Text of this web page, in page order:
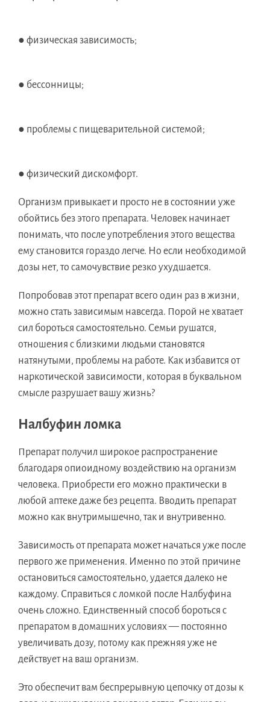
● физическая зависимость;
● бессонницы;
● проблемы с пищеварительной системой;
● физический дискомфорт.
Организм привыкает и просто не в состоянии уже
обойтись без этого препарата. Человек начинает
понимать, что после употребления этого вещества
ему становится гораздо легче. Но если необходимой
дозы нет, то самочувствие резко ухудшается.
Попробовав этот препарат всего один раз в жизни,
можно стать зависимым навсегда. Порой не хватает
сил бороться самостоятельно. Семьи рушатся,
отношения с близкими людьми становятся
натянутыми, проблемы на работе. Как избавится от
наркотической зависимости, которая в буквальном
смысле разрушает вашу жизнь?
Налбуфин ломка
Препарат получил широкое распространение
благодаря опиоидному воздействию на организм
человека. Приобрести его можно практически в
любой аптеке даже без рецепта. Вводить препарат
можно как внутримышечно, так и внутривенно.
Зависимость от препарата может начаться уже после
первого же применения. Именно по этой причине
остановиться самостоятельно, удается далеко не
каждому. Справиться с ломкой после Налбуфина
очень сложно. Единственный способ бороться с
препаратом в домашних условиях — постоянно
увеличивать дозу, потому как прежняя уже не
действует на ваш организм.
Это обеспечит вам беспрерывную цепочку от дозы к